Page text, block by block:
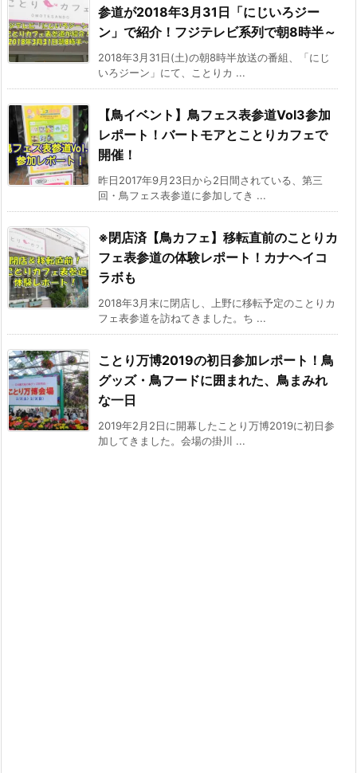
参道が2018年3月31日「にじいろジー
ン」で紹介！フジテレビ系列で朝8時半～
2018年3月31日(土)の朝8時半放送の番組、「にじ
いろジーン」にて、ことりカ ...
【鳥イベント】鳥フェス表参道Vol3参加
レポート！バートモアとことりカフェで
開催！
昨日2017年9月23日から2日間されている、第三
回・鳥フェス表参道に参加してき ...
※閉店済【鳥カフェ】移転直前のことりカ
フェ表参道の体験レポート！カナヘイコ
ラボも
2018年3月末に閉店し、上野に移転予定のことりカ
フェ表参道を訪ねてきました。ち ...
ことり万博2019の初日参加レポート！鳥
グッズ・鳥フードに囲まれた、鳥まみれ
な一日
2019年2月2日に開幕したことり万博2019に初日参
加してきました。会場の掛川 ...